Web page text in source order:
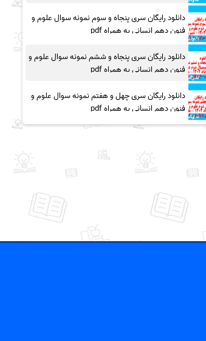
دانلود رایگان سری پنجاه و سوم نمونه سوال علوم و
فنون دهم انسانی به همراه pdf
دانلود رایگان سری پنجاه و ششم نمونه سوال علوم و
فنون دهم انسانی به همراه pdf
دانلود رایگان سری چهل و هفتم نمونه سوال علوم و
فنون دهم انسانی به همراه pdf